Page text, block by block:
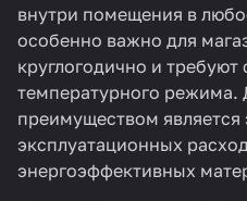
внутри помещения в
особенно важно для
круглогодично и требуют
температурного режима.
преимуществом
эксплуатационных
энергоэффективных